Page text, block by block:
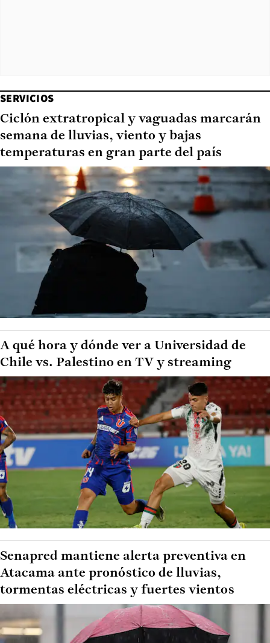
SERVICIOS
Ciclón extratropical y vaguadas marcarán
semana de lluvias, viento y bajas
temperaturas en gran parte del país
A qué hora y dónde ver a Universidad de
Chile vs. Palestino en TV y streaming
Senapred mantiene alerta preventiva en
Atacama ante pronóstico de lluvias,
tormentas eléctricas y fuertes vientos